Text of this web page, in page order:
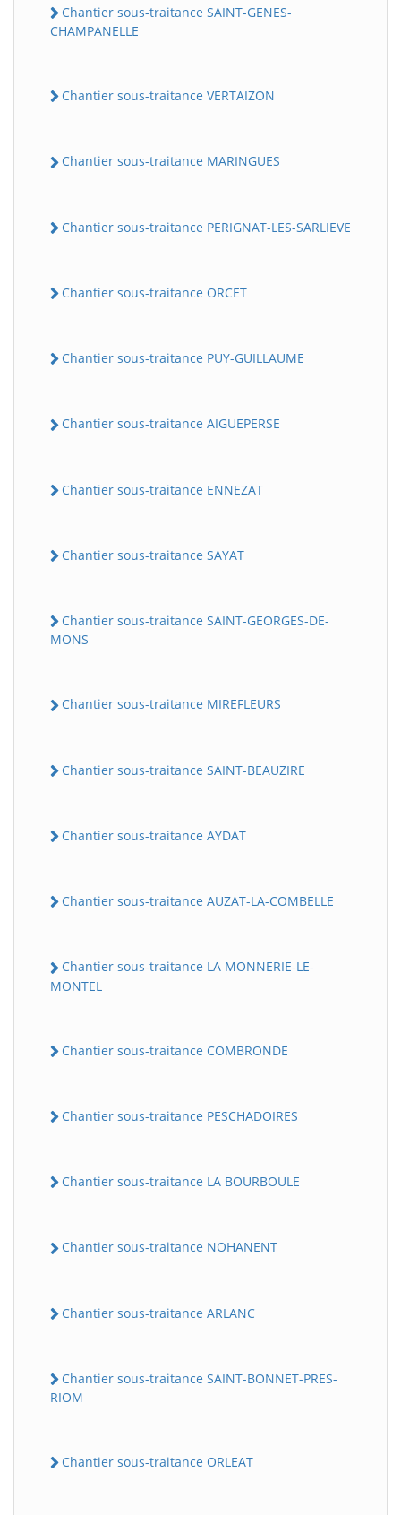
Chantier sous-traitance SAINT-GENES-
CHAMPANELLE
Chantier sous-traitance VERTAIZON
Chantier sous-traitance MARINGUES
Chantier sous-traitance PERIGNAT-LES-SARLIEVE
Chantier sous-traitance ORCET
Chantier sous-traitance PUY-GUILLAUME
Chantier sous-traitance AIGUEPERSE
Chantier sous-traitance ENNEZAT
Chantier sous-traitance SAYAT
Chantier sous-traitance SAINT-GEORGES-DE-
MONS
Chantier sous-traitance MIREFLEURS
Chantier sous-traitance SAINT-BEAUZIRE
Chantier sous-traitance AYDAT
Chantier sous-traitance AUZAT-LA-COMBELLE
Chantier sous-traitance LA MONNERIE-LE-
MONTEL
Chantier sous-traitance COMBRONDE
Chantier sous-traitance PESCHADOIRES
Chantier sous-traitance LA BOURBOULE
Chantier sous-traitance NOHANENT
Chantier sous-traitance ARLANC
Chantier sous-traitance SAINT-BONNET-PRES-
RIOM
Chantier sous-traitance ORLEAT